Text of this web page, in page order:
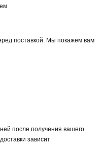
поставкой. Мы покажем вам
после получения вашего
зависит